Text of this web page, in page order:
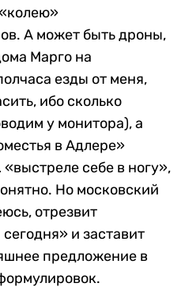
А может быть дроны,
Марго на
езды от меня,
ибо сколько
у монитора), а
в Адлере»
себе в ногу»,
Но московский
отрезвит
и заставит
предложение в